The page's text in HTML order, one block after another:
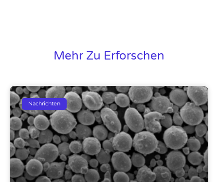
Mehr Zu Erforschen
Nachrichten